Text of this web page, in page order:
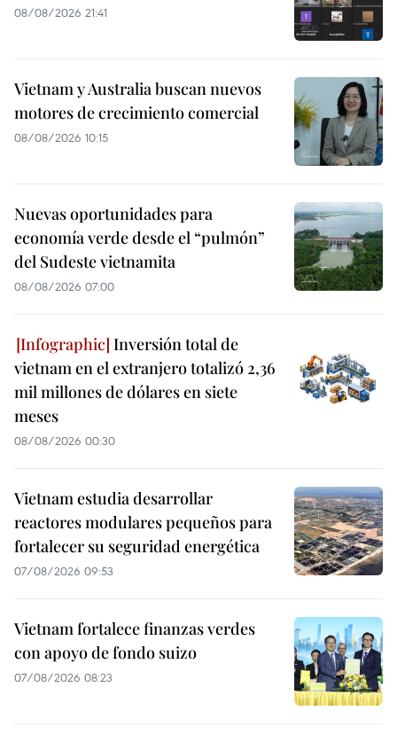
08/08/2026 21:41
Vietnam y Australia buscan nuevos
motores de crecimiento comercial
08/08/2026 10:15
Nuevas oportunidades para
economía verde desde el “pulmón”
del Sudeste vietnamita
08/08/2026 07:00
Inversión total de
vietnam en el extranjero totalizó 2,36
mil millones de dólares en siete
meses
08/08/2026 00:30
Vietnam estudia desarrollar
reactores modulares pequeños para
fortalecer su seguridad energética
07/08/2026 09:53
Vietnam fortalece finanzas verdes
con apoyo de fondo suizo
07/08/2026 08:23